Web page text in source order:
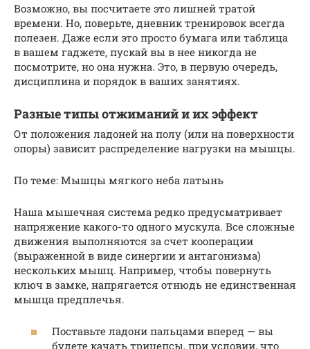
Возможно, вы посчитаете это лишней тратой
времени. Но, поверьте, дневник тренировок всегда
полезен. Даже если это просто бумага или таблица
в вашем гаджете, пускай вы в нее никогда не
посмотрите, но она нужна. Это, в первую очередь,
дисциплина и порядок в ваших занятиях.
Разные типы отжиманий и их эффект
От положения ладоней на полу (или на поверхности
опоры) зависит распределение нагрузки на мышцы.
По теме: Мышцы мягкого неба латынь
Наша мышечная система редко предусматривает
напряжение какого-то одного мускула. Все сложные
движения выполняются за счет кооперации
(выраженной в виде синергии и антагонизма)
нескольких мышц. Например, чтобы повернуть
ключ в замке, напрягается отнюдь не единственная
мышца предплечья.
Поставьте ладони пальцами вперед — вы
будете качать трицепсы, при условии, что